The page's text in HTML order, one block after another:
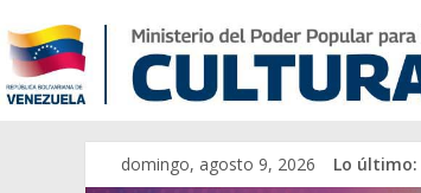
domingo, agosto 9, 2026 Lo último: